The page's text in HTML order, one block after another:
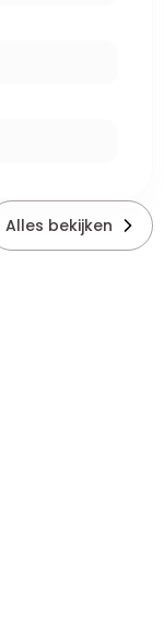
Alles bekijken